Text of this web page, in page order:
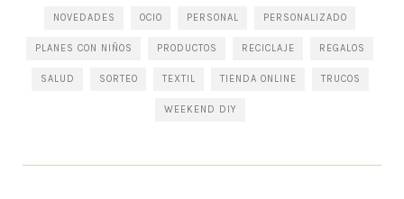
NOVEDADES OCIO PERSONAL PERSONALIZADO
PLANES CON NIÑOS PRODUCTOS RECICLAJE REGALOS
SALUD SORTEO TEXTIL TIENDA ONLINE TRUCOS
WEEKEND DIY